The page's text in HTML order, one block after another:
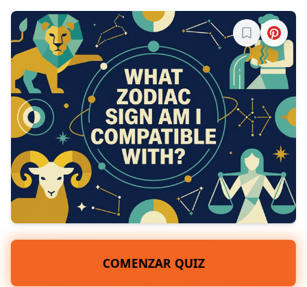
Inicia
COMENZAR QUIZ